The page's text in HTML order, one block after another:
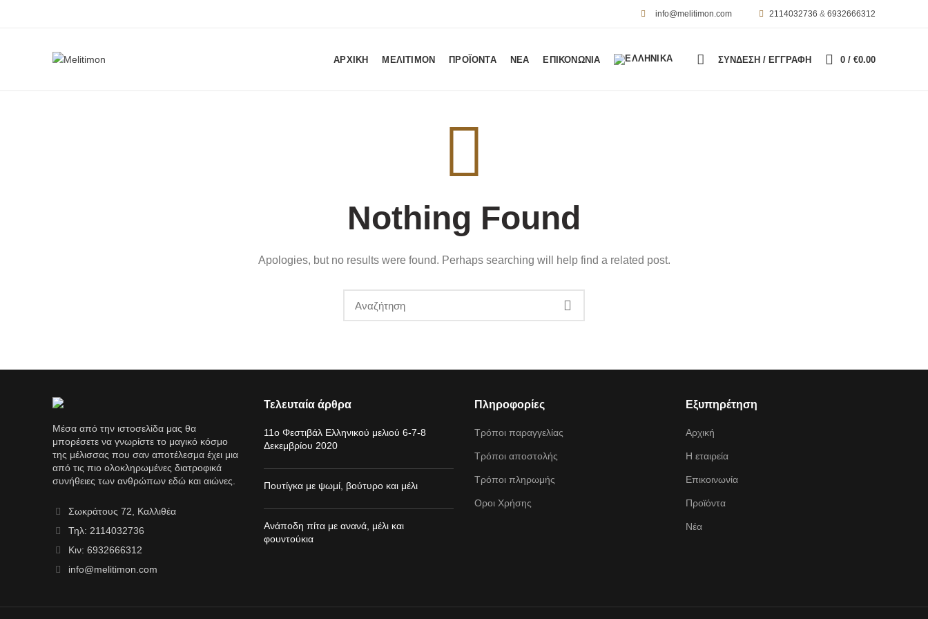
info@melitimon.com 2114032736 & 6932666312
ΑΡΧΙΚΗ ΜΕΛΙΤΙΜΟΝ ΠΡΟΪΟΝΤΑ ΝΕΑ ΕΠΙΚΟΝΩΝΙΑ ΣΥΝΔΕΣΗ / ΕΓΓΡΑΦΗ 0 / €0.00
Nothing Found
Apologies, but no results were found. Perhaps searching will help find a related post.
Μέσα από την ιστοσελίδα μας θα
μπορέσετε να γνωρίστε το μαγικό κόσμο
της μέλισσας που σαν αποτέλεσμα έχει μια
από τις πιο ολοκληρωμένες διατροφικά
συνήθειες των ανθρώπων εδώ και αιώνες.
Σωκράτους 72, Καλλιθέα
Τηλ: 2114032736
Κιν: 6932666312
info@melitimon.com
Τελευταία άρθρα
11o Φεστιβάλ Ελληνικού μελιού 6-7-8
Δεκεμβρίου 2020
Πουτίγκα με ψωμί, βούτυρο και μέλι
Ανάποδη πίτα με ανανά, μέλι και
φουντούκια
Πληροφορίες
Τρόποι παραγγελίας
Τρόποι αποστολής
Τρόποι πληρωμής
Οροι Χρήσης
Εξυπηρέτηση
Αρχική
Η εταιρεία
Επικοινωνία
Προϊόντα
Νέα